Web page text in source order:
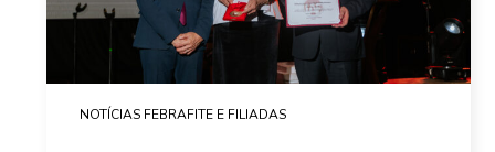
NOTÍCIAS FEBRAFITE E FILIADAS